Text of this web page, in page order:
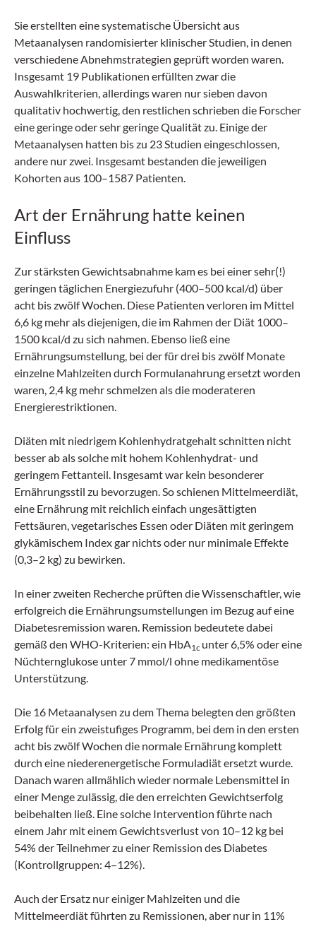
Sie erstellten eine systematische Übersicht aus
Metaanalysen randomisierter klinischer Studien, in denen
verschiedene Abnehmstrategien geprüft worden waren.
Insgesamt 19 Publikationen erfüllten zwar die
Auswahlkriterien, allerdings waren nur sieben davon
qualitativ hochwertig, den restlichen schrieben die Forscher
eine geringe oder sehr geringe Qualität zu. Einige der
Metaanalysen hatten bis zu 23 Studien eingeschlossen,
andere nur zwei. Insgesamt bestanden die jeweiligen
Kohorten aus 100–1587 Patienten.
Art der Ernährung hatte keinen
Einfluss
Zur stärksten Gewichtsabnahme kam es bei einer sehr(!)
geringen täglichen Energiezufuhr (400–500 kcal/d) über
acht bis zwölf Wochen. Diese Patienten verloren im Mittel
6,6 kg mehr als diejenigen, die im Rahmen der Diät 1000–
1500 kcal/d zu sich nahmen. Ebenso ließ eine
Ernährungsumstellung, bei der für drei bis zwölf Monate
einzelne Mahlzeiten durch Formulanahrung ersetzt worden
waren, 2,4 kg mehr schmelzen als die moderateren
Energierestriktionen.
Diäten mit niedrigem Kohlenhydratgehalt schnitten nicht
besser ab als solche mit hohem Kohlenhydrat- und
geringem Fettanteil. Insgesamt war kein besonderer
Ernährungsstil zu bevorzugen. So schienen Mittelmeerdiät,
eine Ernährung mit reichlich einfach ungesättigten
Fettsäuren, vegetarisches Essen oder Diäten mit geringem
glykämischem Index gar nichts oder nur minimale Effekte
(0,3–2 kg) zu bewirken.
In einer zweiten Recherche prüften die Wissenschaftler, wie
erfolgreich die Ernährungsumstellungen im Bezug auf eine
Diabetesremission waren. Remission bedeutete dabei
gemäß den WHO-Kriterien: ein HbA1c unter 6,5% oder eine
Nüchternglukose unter 7 mmol/l ohne medikamentöse
Unterstützung.
Die 16 Metaanalysen zu dem Thema belegten den größten
Erfolg für ein zweistufiges Programm, bei dem in den ersten
acht bis zwölf Wochen die normale Ernährung komplett
durch eine niederenergetische Formuladiät ersetzt wurde.
Danach waren allmählich wieder normale Lebensmittel in
einer Menge zulässig, die den erreichten Gewichtserfolg
beibehalten ließ. Eine solche Intervention führte nach
einem Jahr mit einem Gewichtsverlust von 10–12 kg bei
54% der Teilnehmer zu einer Remission des Diabetes
(Kontrollgruppen: 4–12%).
Auch der Ersatz nur einiger Mahlzeiten und die
Mittelmeerdiät führten zu Remissionen, aber nur in 11%